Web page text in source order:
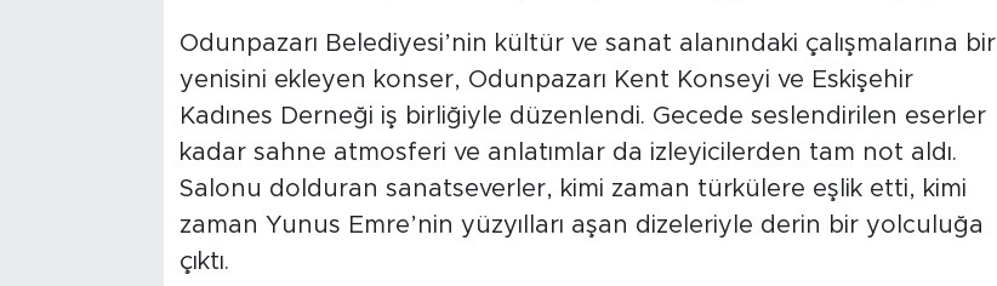
Odunpazarı Belediyesi’nin kültür ve sanat alanındaki çalışmalarına bir
yenisini ekleyen konser, Odunpazarı Kent Konseyi ve Eskişehir
Kadınes Derneği iş birliğiyle düzenlendi. Gecede seslendirilen eserler
kadar sahne atmosferi ve anlatımlar da izleyicilerden tam not aldı.
Salonu dolduran sanatseverler, kimi zaman türkülere eşlik etti, kimi
zaman Yunus Emre’nin yüzyılları aşan dizeleriyle derin bir yolculuğa
çıktı.